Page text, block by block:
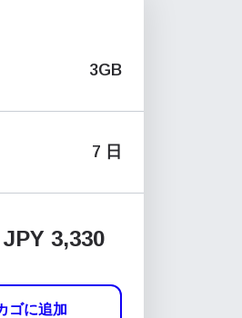
3GB
7 日
JPY 3,330
ゴに追加